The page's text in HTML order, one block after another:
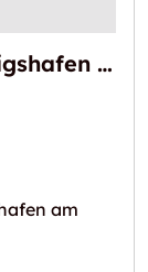
Lager zu vermieten in Ludwigshafen am Rhein
am